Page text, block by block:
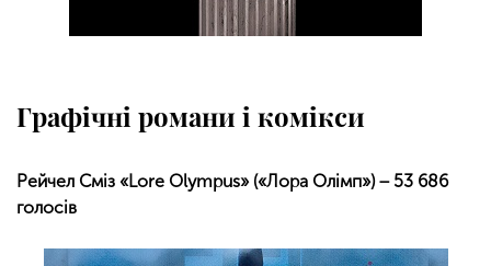
Графічнi романи і комікси
Рейчел Сміз «Lore Olympus» («Лора Олімп») − 53 686
голосів